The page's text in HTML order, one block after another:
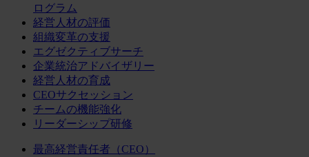
ログラム
経営人材の評価
組織変革の支援
エグゼクティブサーチ
企業統治アドバイザリー
経営人材の育成
CEOサクセッション
チームの機能強化
リーダーシップ研修
最高経営責任者（CEO）